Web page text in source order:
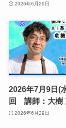
2026年6月29日
2026年7月9日(
回 講師：大樹
2026年6月29日